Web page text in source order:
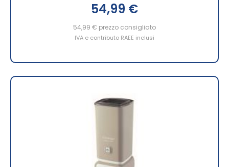
54,99 €
54,99 € prezzo consigliato
IVA e contributo RAEE inclusi